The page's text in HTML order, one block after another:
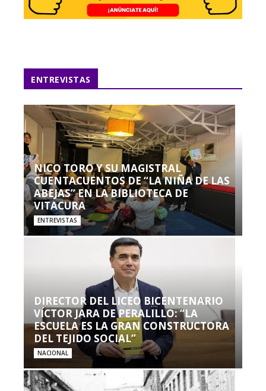
ENTREVISTAS
NICO TORO Y SU MAGISTRAL
CUENTACUENTOS DE “LA NIÑA DE LAS
ABEJAS” EN LA BIBLIOTECA DE
VITACURA
ENTREVISTAS
DIRECTOR DEL LICEO BICENTENARIO
VÍCTOR JARA DE PERALILLO: “LA
ESCUELA ES LA GRAN CONSTRUCTORA
DEL TEJIDO SOCIAL”
NACIONAL